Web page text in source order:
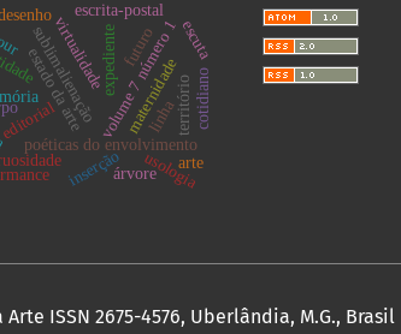
estado da arte expediente
editorial
poéticas do envolvimento
volume 7 número 1
sublimalienação maternidade
virtualidade
inserção
território
usologia
escrita-postal
cotidiano
árvore
linha
escuta
futuro
arte
Arte ISSN 2675-4576, Uberlândia, M.G., Brasil